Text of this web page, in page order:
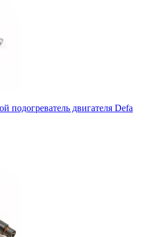
подогреватель двигателя Defa